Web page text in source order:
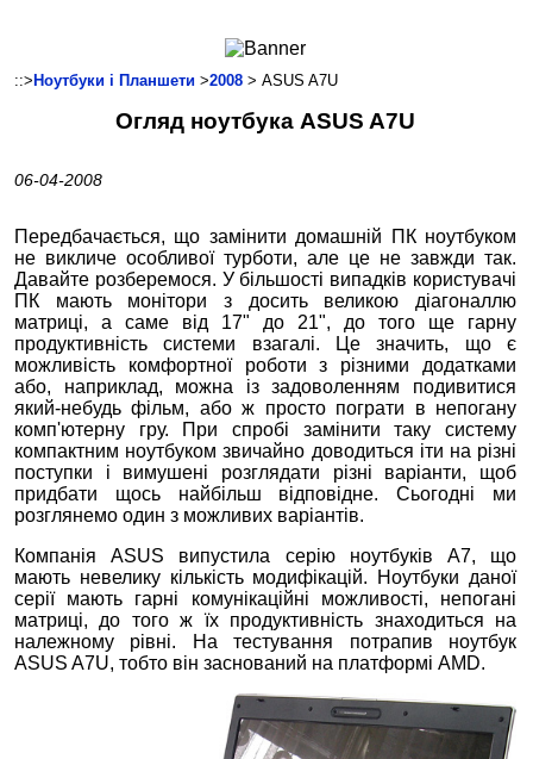
Смартфони
Комунікації
Автоелектроніка
::> Ноутбуки і Планшети >2008 > ASUS A7U
Огляд ноутбука ASUS A7U
06-04-2008
Передбачається, що замінити домашній ПК ноутбуком
не викличе особливої турботи, але це не завжди так.
Давайте розберемося. У більшості випадків користувачі
ПК мають монітори з досить великою діагоналлю
матриці, а саме від 17" до 21", до того ще гарну
продуктивність системи взагалі. Це значить, що є
можливість комфортної роботи з різними додатками
або, наприклад, можна із задоволенням подивитися
який-небудь фільм, або ж просто пограти в непогану
комп'ютерну гру. При спробі замінити таку систему
компактним ноутбуком звичайно доводиться іти на різні
поступки і вимушені розглядати різні варіанти, щоб
придбати щось найбільш відповідне. Сьогодні ми
розглянемо один з можливих варіантів.
Компанія ASUS випустила серію ноутбуків A7, що
мають невелику кількість модифікацій. Ноутбуки даної
серії мають гарні комунікаційні можливості, непогані
матриці, до того ж їх продуктивність знаходиться на
належному рівні. На тестування потрапив ноутбук
ASUS A7U, тобто він заснований на платформі AMD.